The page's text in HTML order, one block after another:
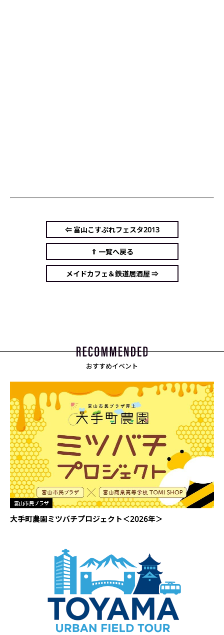
⇐ 富山こすぷれフェスタ2013
⇑ 一覧へ戻る
メイドカフェ＆鉄道居酒屋 ⇒
おすすめイベント
富山市民プラザ
大手町農園ミツバチプロジェクト＜2026年＞